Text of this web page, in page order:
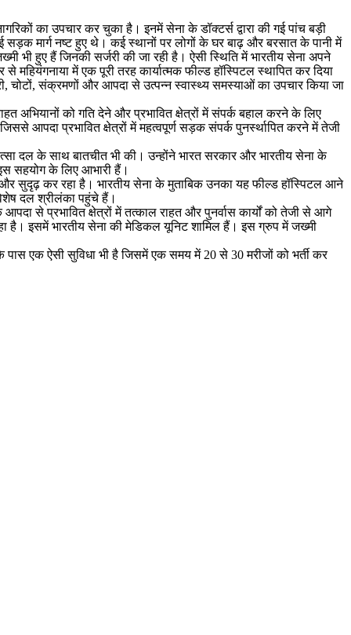
का उपचार कर चुका है। इनमें सेना के डॉक्टर्स द्वारा की गई पांच बड़ी
मार्ग नष्ट हुए थे। कई स्थानों पर लोगों के घर बाढ़ और बरसात के पानी में
हुए हैं जिनकी सर्जरी की जा रही है। ऐसी स्थिति में भारतीय सेना अपने
में एक पूरी तरह कार्यात्मक फील्ड हॉस्पिटल स्थापित कर दिया
चोटों, संक्रमणों और आपदा से उत्पन्न स्वास्थ्य समस्याओं का उपचार किया जा
अभियानों को गति देने और प्रभावित क्षेत्रों में संपर्क बहाल करने के लिए
आपदा प्रभावित क्षेत्रों में महत्वपूर्ण सड़क संपर्क पुनर्स्थापित करने में तेजी
दल के साथ बातचीत भी की। उन्होंने भारत सरकार और भारतीय सेना के
सहयोग के लिए आभारी हैं।
और सुदृढ़ कर रहा है। भारतीय सेना के मुताबिक उनका यह फील्ड हॉस्पिटल आने
दल श्रीलंका पहुंचे हैं।
से प्रभावित क्षेत्रों में तत्काल राहत और पुनर्वास कार्यों को तेजी से आगे
है। इसमें भारतीय सेना की मेडिकल यूनिट शामिल हैं। इस ग्रुप में जख्मी
एक ऐसी सुविधा भी है जिसमें एक समय में 20 से 30 मरीजों को भर्ती कर